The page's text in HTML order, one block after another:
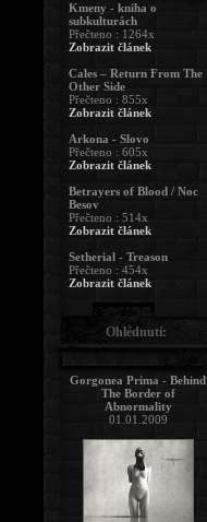
Kmeny - kniha o
subkulturách
Přečteno : 1264x
Zobrazit článek
Cales – Return From The
Other Side
Přečteno : 855x
Zobrazit článek
Arkona - Slovo
Přečteno : 605x
Zobrazit článek
Betrayers of Blood / Noc
Besov
Přečteno : 514x
Zobrazit článek
Setherial - Treason
Přečteno : 454x
Zobrazit článek
Ohlédnutí:
Gorgonea Prima - Behind
The Border of
Abnormality
01.01.2009